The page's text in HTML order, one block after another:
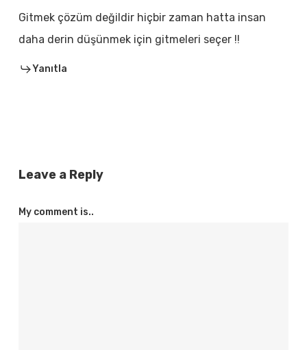
Gitmek çözüm değildir hiçbir zaman hatta insan
daha derin düşünmek için gitmeleri seçer !!
Yanıtla
Leave a Reply
My comment is..